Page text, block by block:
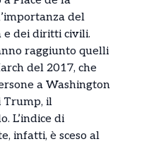
del
e dei diritti civili.
raggiunto quelli
del 2017, che
a Washington
Trump, il
L’indice di
infatti, è sceso al